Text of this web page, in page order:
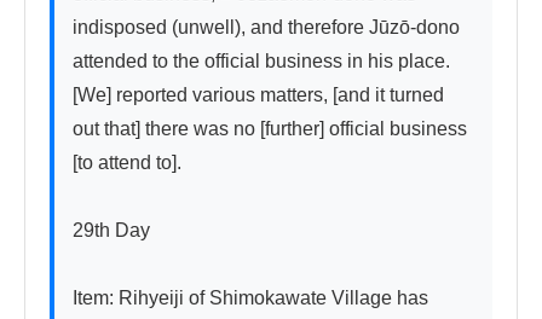
indisposed (unwell), and therefore Jūzō-dono
attended to the official business in his place.
[We] reported various matters, [and it turned
out that] there was no [further] official business
[to attend to].
29th Day
Item: Rihyeiji of Shimokawate Village has